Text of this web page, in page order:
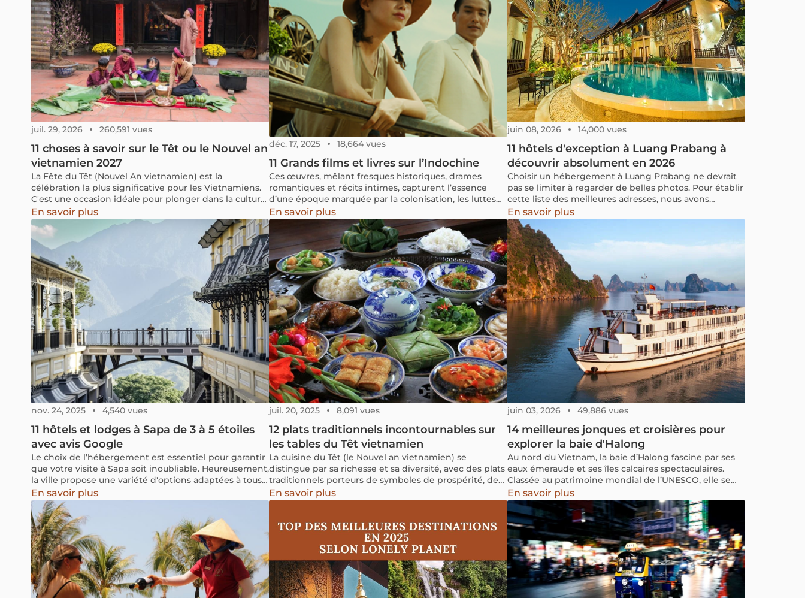
aéroports et les compagnies aériennes desservant le
Sri Lanka pour vous aider à préparer votre voyage plus
facilement.
juil. 29, 2026 260,591 vues
11 choses à savoir sur le Têt ou le Nouvel an
vietnamien 2027
La Fête du Têt (Nouvel An vietnamien) est la
célébration la plus significative pour les Vietnamiens.
C'est une occasion idéale pour plonger dans la culture
de ce pays en forme de S. Rejoignez-nous pour
découvrir les éléments essentiels à connaître pour le
Têt 2027
En savoir plus
déc. 17, 2025 18,664 vues
11 Grands films et livres sur l’Indochine
Ces œuvres, mêlant fresques historiques, drames
romantiques et récits intimes, capturent l’essence
d’une époque marquée par la colonisation, les luttes
pour l’indépendance et la beauté sauvage du Vietnam,
du Laos et de la Thaïlande
En savoir plus
juin 08, 2026 14,000 vues
11 hôtels d'exception à Luang Prabang à
découvrir absolument en 2026
Choisir un hébergement à Luang Prabang ne devrait
pas se limiter à regarder de belles photos. Pour établir
cette liste des meilleures adresses, nous avons
appliqué une méthodologie rigoureuse. Nous avons
croisé les notes sur les plateformes de réservation,
analysé les avis Google et pris en compte les retours
réels de nos voyageurs. Mais surtout, cette sélection
est le fruit de nos 15 années d'expertise dans le
tourisme en Asie du Sud-Est.
En savoir plus
nov. 24, 2025 4,540 vues
11 hôtels et lodges à Sapa de 3 à 5 étoiles
avec avis Google
Le choix de l’hébergement est essentiel pour garantir
que votre visite à Sapa soit inoubliable. Heureusement,
la ville propose une variété d'options adaptées à tous
les goûts et budgets.
En savoir plus
juil. 20, 2025 8,091 vues
12 plats traditionnels incontournables sur
les tables du Têt vietnamien
La cuisine du Têt (le Nouvel an vietnamien) se
distingue par sa richesse et sa diversité, avec des plats
traditionnels porteurs de symboles de prospérité, de
chance et de bonne santé.
En savoir plus
juin 03, 2026 49,886 vues
14 meilleures jonques et croisières pour
explorer la baie d'Halong
Au nord du Vietnam, la baie d’Halong fascine par ses
eaux émeraude et ses îles calcaires spectaculaires.
Classée au patrimoine mondial de l’UNESCO, elle se
découvre idéalement en bateau. Si le terme croisière
désigne le type d’expérience (d’une journée ou avec
nuit à bord), jonque fait référence au style du bateau,
souvent en bois, inspiré de la tradition vietnamienne.
Dans cet article, découvrez les meilleures options pour
explorer la baie, des jonques authentiques aux
croisières modernes, ainsi que nos conseils pratiques
pour bien choisir.
En savoir plus